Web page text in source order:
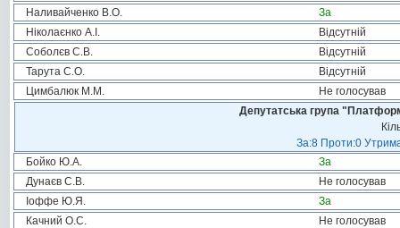
Наливайченко В.О.
За
Ніколаєнко А.І.
Відсутній
Соболєв С.В.
Відсутній
Тарута С.О.
Відсутній
Цимбалюк М.М.
Не голосував
Депутатська група
За:8 Проти:0
Бойко Ю.А.
За
Дунаєв С.В.
Не голосував
Іоффе Ю.Я.
За
Качний О.С.
Не голосував